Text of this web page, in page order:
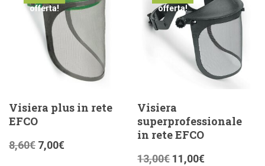
offerta!
Visiera plus in rete
EFCO
8,60€ 7,00€
offerta!
Visiera
superprofessionale
in rete EFCO
13,00€ 11,00€